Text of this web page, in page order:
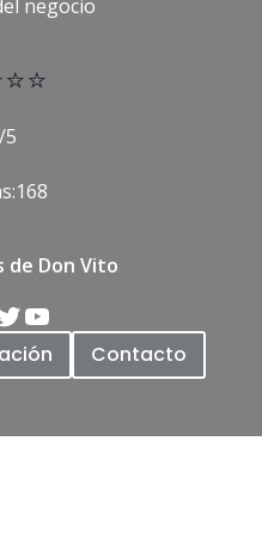
negocio
5
de Don Vito
Contacto